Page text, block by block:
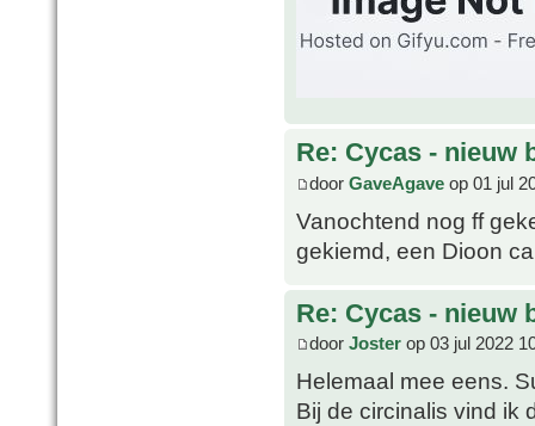
Re: Cycas - nieuw
door GaveAgave op 01 jul
Vanochtend nog ff
gekiemd, een Dioon
Re: Cycas - nieuw
door Joster op 03 jul 2022
Helemaal mee eens.
Bij de circinalis vind ik